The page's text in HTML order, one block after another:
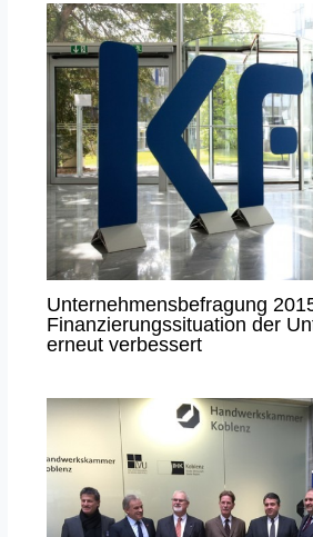
Unternehmensbefragung
Finanzierungssituation der
erneut verbessert